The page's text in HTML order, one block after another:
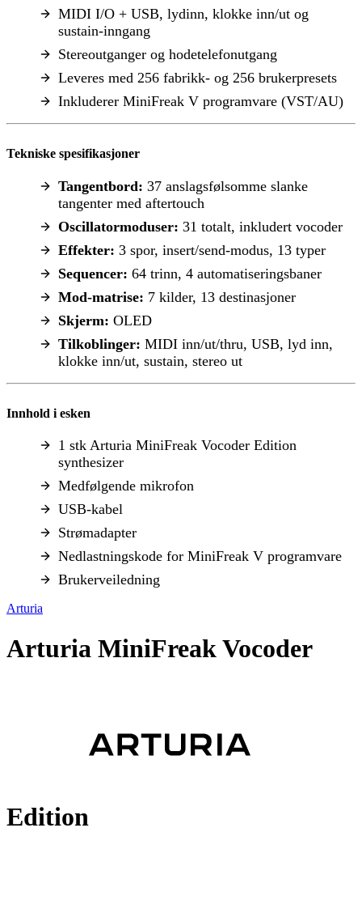
MIDI I/O + USB, lydinn, klokke inn/ut og
sustain-inngang
Stereoutganger og hodetelefonutgang
Leveres med 256 fabrikk- og 256 brukerpresets
Inkluderer MiniFreak V programvare (VST/AU)
Tekniske spesifikasjoner
Tangentbord: 37 anslagsfølsomme slanke
tangenter med aftertouch
Oscillatormoduser: 31 totalt, inkludert vocoder
Effekter: 3 spor, insert/send-modus, 13 typer
Sequencer: 64 trinn, 4 automatiseringsbaner
Mod-matrise: 7 kilder, 13 destinasjoner
Skjerm: OLED
Tilkoblinger: MIDI inn/ut/thru, USB, lyd inn,
klokke inn/ut, sustain, stereo ut
Innhold i esken
1 stk Arturia MiniFreak Vocoder Edition
synthesizer
Medfølgende mikrofon
USB-kabel
Strømadapter
Nedlastningskode for MiniFreak V programvare
Brukerveiledning
Arturia
Arturia MiniFreak Vocoder
Edition